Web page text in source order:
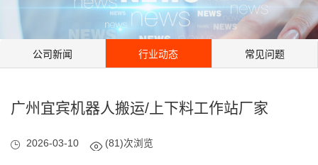
公司新闻 行业动态 常见问题
广州宜宾机器人搬运/上下料工作站厂家
2026-03-10 (81)次浏览